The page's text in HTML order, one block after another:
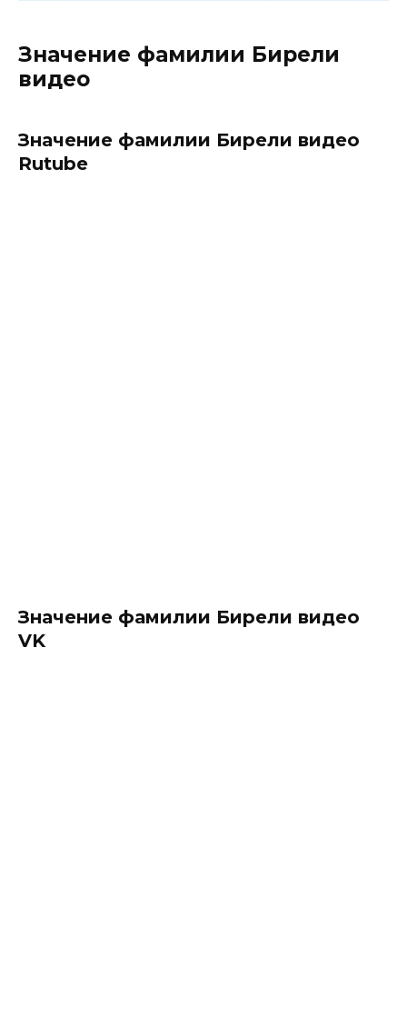
Значение фамилии Бирели
видео
Значение фамилии Бирели видео
Rutube
Значение фамилии Бирели видео
VK